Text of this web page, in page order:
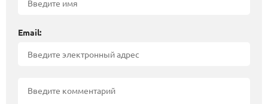
Email: